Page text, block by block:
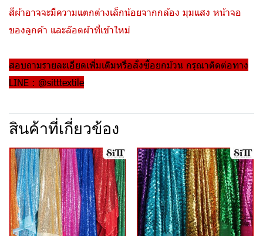
สีผ้าอาจจะมีความแตกต่างเล็กน้อยจากกล้อง มุมแสง หน้าจอ
ของลูกค้า และล๊อตผ้าที่เข้าใหม่
สอบถามรายละเอียดเพิ่มเติมหรือสั่งซื้อยกม้วน กรุณาติดต่อทาง
LINE : @sitttextile
สินค้าที่เกี่ยวข้อง